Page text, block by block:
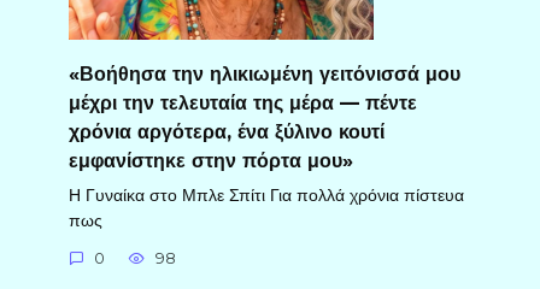
«Βοήθησα την ηλικιωμένη γειτόνισσά μου
μέχρι την τελευταία της μέρα — πέντε
χρόνια αργότερα, ένα ξύλινο κουτί
εμφανίστηκε στην πόρτα μου»
Η Γυναίκα στο Μπλε Σπίτι Για πολλά χρόνια πίστευα
πως
0 98